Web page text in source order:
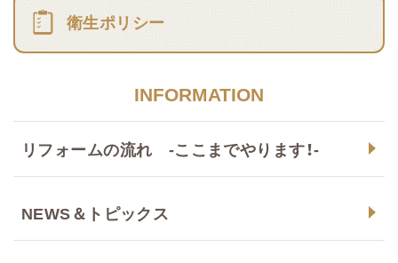
衛生ポリシー
INFORMATION
リフォームの流れ -ここまでやります！-
NEWS＆トピックス